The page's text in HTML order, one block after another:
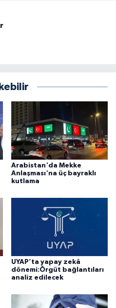
Arabistan'da Mekke
Anlaşması'na üç bayraklı
kutlama
UYAP’ta yapay zekâ
dönemi:Örgüt bağlantıları
analiz edilecek